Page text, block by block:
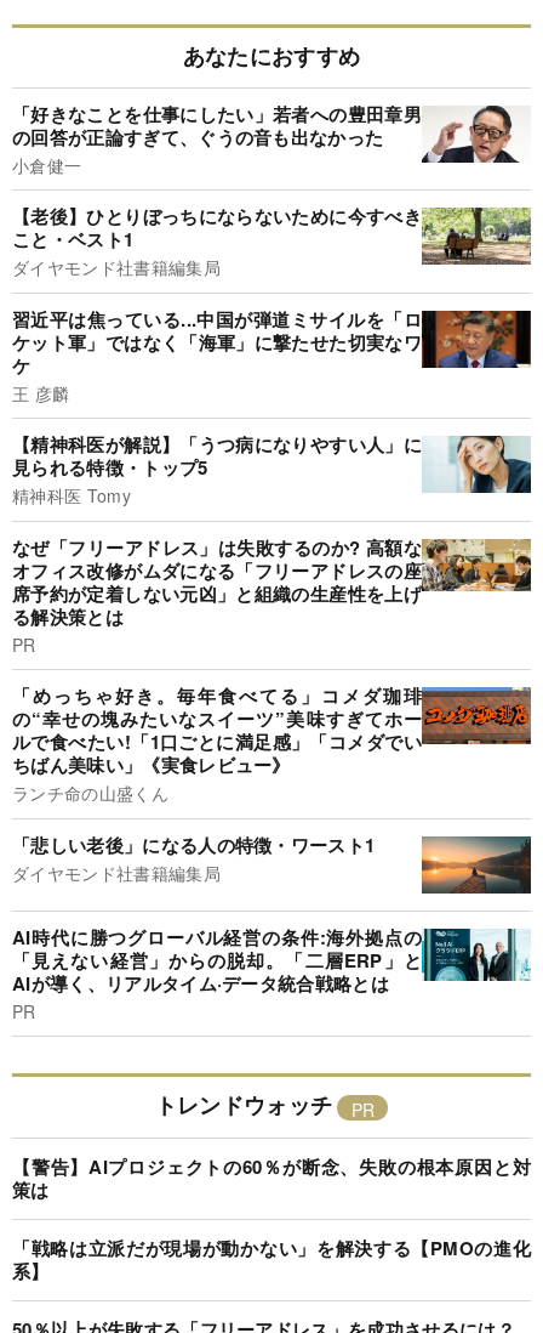
あなたにおすすめ
「好きなことを仕事にしたい」若者への豊田章男
の回答が正論すぎて、ぐうの音も出なかった
小倉健一
【老後】ひとりぼっちにならないために今すべき
こと・ベスト1
ダイヤモンド社書籍編集局
習近平は焦っている...中国が弾道ミサイルを「ロ
ケット軍」ではなく「海軍」に撃たせた切実なワ
ケ
王 彦麟
【精神科医が解説】「うつ病になりやすい人」に
見られる特徴・トップ5
精神科医 Tomy
なぜ「フリーアドレス」は失敗するのか? 高額な
オフィス改修がムダになる「フリーアドレスの座
席予約が定着しない元凶」と組織の生産性を上げ
る解決策とは
PR
「めっちゃ好き。毎年食べてる」コメダ珈琲
の“幸せの塊みたいなスイーツ”美味すぎてホー
ルで食べたい!「1口ごとに満足感」「コメダでい
ちばん美味い」《実食レビュー》
ランチ命の山盛くん
「悲しい老後」になる人の特徴・ワースト1
ダイヤモンド社書籍編集局
AI時代に勝つグローバル経営の条件:海外拠点の
「見えない経営」からの脱却。「二層ERP」と
AIが導く、リアルタイム·データ統合戦略とは
PR
トレンドウォッチ
【警告】AIプロジェクトの60％が断念、失敗の根本原因と対
策は
「戦略は立派だが現場が動かない」を解決する【PMOの進化
系】